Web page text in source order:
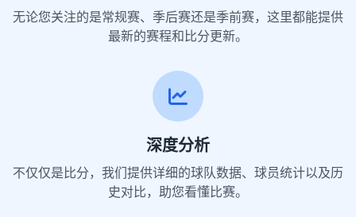
无论您关注的是常规赛、季后赛还是季前赛，这里都能提供
最新的赛程和比分更新。
深度分析
不仅仅是比分，我们提供详细的球队数据、球员统计以及历
史对比，助您看懂比赛。